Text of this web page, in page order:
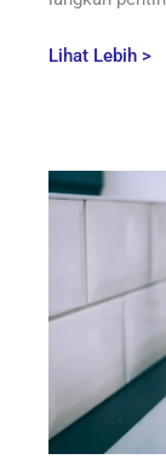
Lihat Lebih >